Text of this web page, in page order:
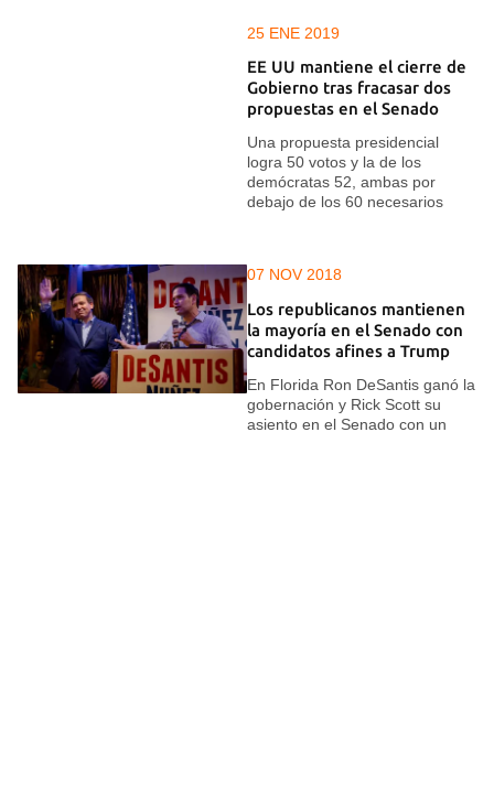
25 ENE 2019
EE UU mantiene el cierre de
Gobierno tras fracasar dos
propuestas en el Senado
Una propuesta presidencial
logra 50 votos y la de los
demócratas 52, ambas por
debajo de los 60 necesarios
07 NOV 2018
Los republicanos mantienen
la mayoría en el Senado con
candidatos afines a Trump
En Florida Ron DeSantis ganó la
gobernación y Rick Scott su
asiento en el Senado con un